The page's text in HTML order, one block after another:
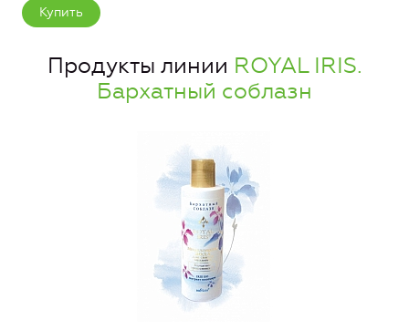
Купить
Продукты линии ROYAL IRIS.
Бархатный соблазн